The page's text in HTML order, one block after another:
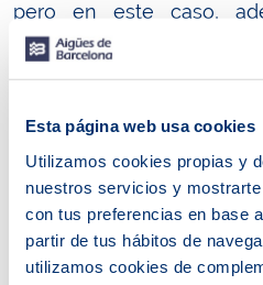
Esta página web usa cookies
Utilizamos cookies propias y
nuestros servicios y
con tus preferencias en base
partir de tus hábitos de
utilizamos cookies de
pero en este caso,
arraiguen en la ETAP.